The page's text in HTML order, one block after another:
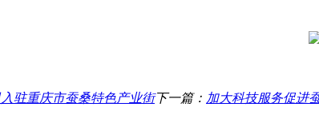
驻重庆市蚕桑特色产业街下一篇： 加大科技服务促进